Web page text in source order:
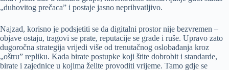
„duhovitog prečaca” i postaje jasno neprihvatljivo.
Najzad, korisno je podsjetiti se da digitalni prostor nije bezvremen –
objave ostaju, tragovi se prate, reputacije se grade i ruše. Upravo zato
dugoročna strategija vrijedi više od trenutačnog oslobađanja kroz
„oštru” repliku. Kada birate postupke koji štite dobrobit i standarde,
birate i zajednice u kojima želite provoditi vrijeme. Tamo gdje se